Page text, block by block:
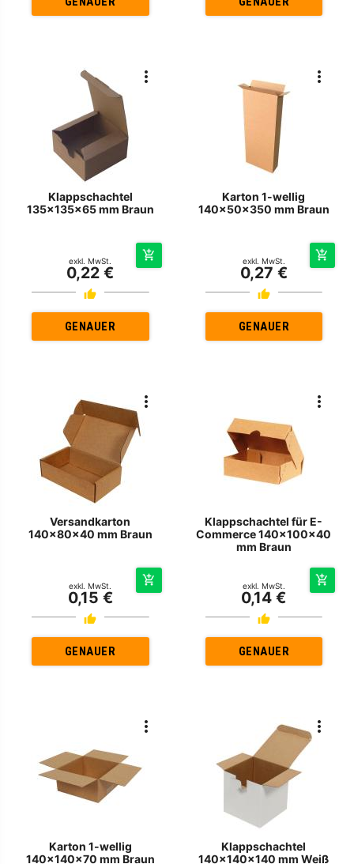
Klappschachtel
135x135x65 mm Braun
exkl. MwSt.
0,22 €
GENAUER
Karton 1-wellig
140x50x350 mm Braun
exkl. MwSt.
0,27 €
GENAUER
Versandkarton
140x80x40 mm Braun
exkl. MwSt.
0,15 €
GENAUER
Klappschachtel für E-
Commerce 140x100x40
mm Braun
exkl. MwSt.
0,14 €
GENAUER
Karton 1-wellig
140x140x70 mm Braun
Klappschachtel
140x140x140 mm Weiß